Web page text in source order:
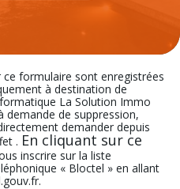
formulaire sont enregistrées
à destination de
La Solution Immo
demande de suppression,
demander depuis
. En cliquant sur ce
inscrire sur la liste
« Bloctel » en allant